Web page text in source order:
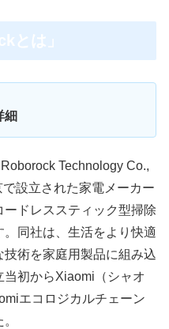
とは」
細
Technology Co.,
設立された家電メーカー
ドレススティック型掃除
同社は、生活をより快適
術を家庭用製品に組み込
初からXiaomi（シャオ
エコロジカルチェーン